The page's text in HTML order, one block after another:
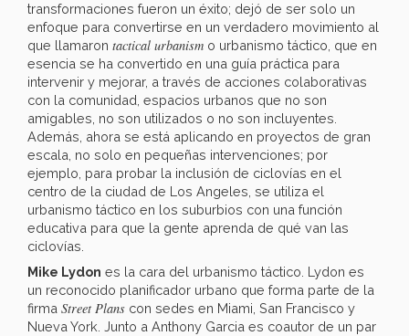
transformaciones fueron un éxito; dejó de ser solo un
enfoque para convertirse en un verdadero movimiento al
que llamaron tactical urbanism o urbanismo táctico, que en
esencia se ha convertido en una guía práctica para
intervenir y mejorar, a través de acciones colaborativas
con la comunidad, espacios urbanos que no son
amigables, no son utilizados o no son incluyentes.
Además, ahora se está aplicando en proyectos de gran
escala, no solo en pequeñas intervenciones; por
ejemplo, para probar la inclusión de ciclovías en el
centro de la ciudad de Los Angeles, se utiliza el
urbanismo táctico en los suburbios con una función
educativa para que la gente aprenda de qué van las
ciclovías.
Mike Lydon es la cara del urbanismo táctico. Lydon es
un reconocido planificador urbano que forma parte de la
firma Street Plans con sedes en Miami, San Francisco y
Nueva York. Junto a Anthony Garcia es coautor de un par